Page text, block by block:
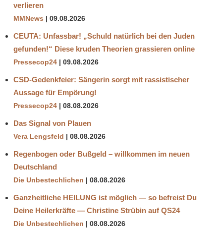
verlieren
MMNews 09.08.2026
CEUTA: Unfassbar! „Schuld natürlich bei den Juden
gefunden!“ Diese kruden Theorien grassieren online
Pressecop24 09.08.2026
CSD-Gedenkfeier: Sängerin sorgt mit rassistischer
Aussage für Empörung!
Pressecop24 08.08.2026
Das Signal von Plauen
Vera Lengsfeld 08.08.2026
Regenbogen oder Bußgeld – willkommen im neuen
Deutschland
Die Unbestechlichen 08.08.2026
Ganzheitliche HEILUNG ist möglich — so befreist Du
Deine Heilerkräfte — Christine Strübin auf QS24
Die Unbestechlichen 08.08.2026